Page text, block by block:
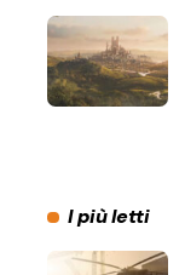
I più letti